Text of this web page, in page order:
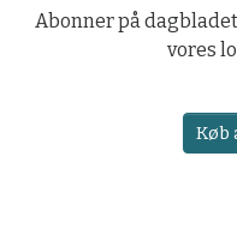
Abonner på
vores
Køb